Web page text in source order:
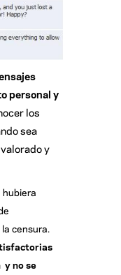
personal y
los
sea
y
hubiera
censura.
y no se